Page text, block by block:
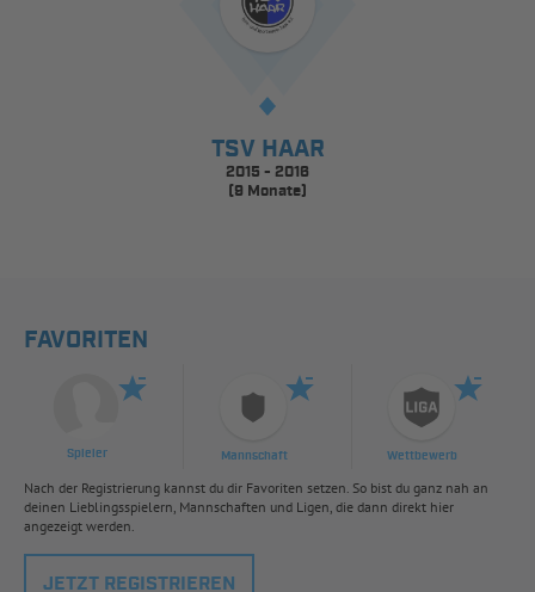
TSV HAAR
2015 - 2016
(9 Monate)
FAVORITEN
Spieler Mannschaft Wettbewerb
Nach der Registrierung kannst du dir Favoriten setzen. So bist du ganz nah an
deinen Lieblingsspielern, Mannschaften und Ligen, die dann direkt hier
angezeigt werden.
JETZT REGISTRIEREN